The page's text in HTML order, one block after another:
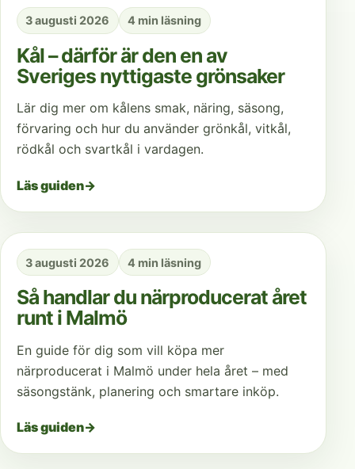
3 augusti 2026 4 min läsning
Kål – därför är den en av
Sveriges nyttigaste grönsaker
Lär dig mer om kålens smak, näring, säsong,
förvaring och hur du använder grönkål, vitkål,
rödkål och svartkål i vardagen.
Läs guiden→
3 augusti 2026 4 min läsning
Så handlar du närproducerat året
runt i Malmö
En guide för dig som vill köpa mer
närproducerat i Malmö under hela året – med
säsongstänk, planering och smartare inköp.
Läs guiden→